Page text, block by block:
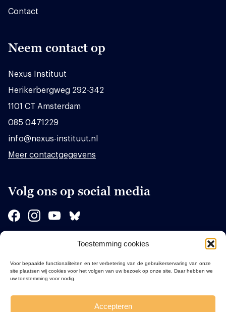
Toestemming cookies
Voor bepaalde functionaliteiten en ter verbetering van de gebruikerservaring van onze
site plaatsen wij cookies voor het volgen van uw bezoek op onze site. Daar hebben we
uw toestemming voor nodig.
Accepteren
Contact
Neem contact op
Nexus Instituut
Herikerbergweg 292-342
1101 CT Amsterdam
085 0471229
info@nexus-instituut.nl
Meer contactgegevens
Volg ons op social media